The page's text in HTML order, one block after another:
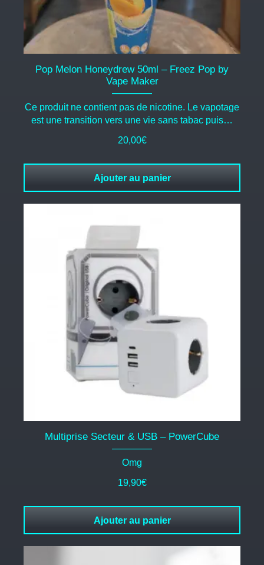
Pop Melon Honeydrew 50ml – Freez Pop by
Vape Maker
Ce produit ne contient pas de nicotine. Le vapotage
est une transition vers une vie sans tabac puis…
20,00€
Ajouter au panier
Multiprise Secteur & USB – PowerCube
Omg
19,90€
Ajouter au panier